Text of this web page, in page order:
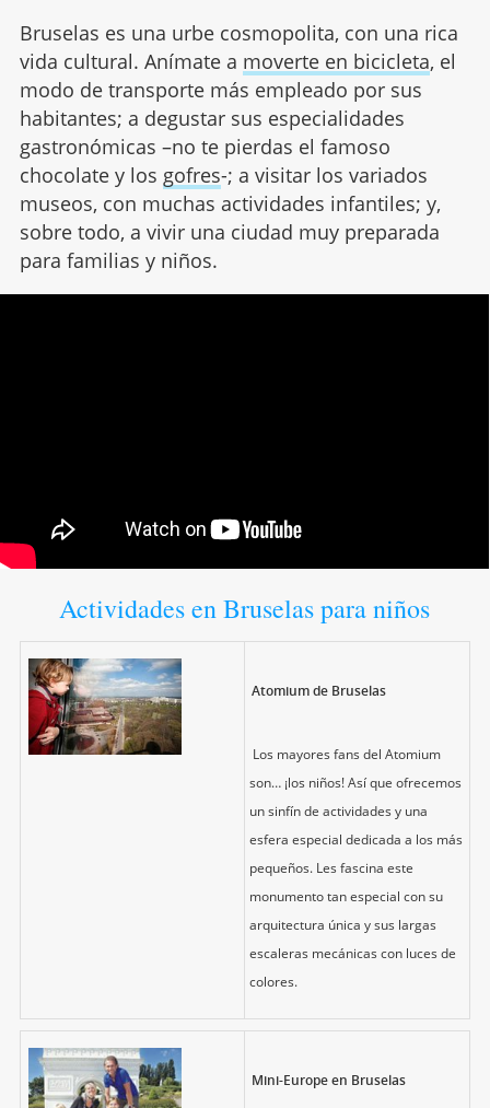
Bruselas es una urbe cosmopolita, con una rica
vida cultural. Anímate a moverte en bicicleta, el
modo de transporte más empleado por sus
habitantes; a degustar sus especialidades
gastronómicas –no te pierdas el famoso
chocolate y los gofres-; a visitar los variados
museos, con muchas actividades infantiles; y,
sobre todo, a vivir una ciudad muy preparada
para familias y niños.
Actividades en Bruselas para niños
Atomium de Bruselas
Los mayores fans del Atomium
son… ¡los niños! Así que ofrecemos
un sinfín de actividades y una
esfera especial dedicada a los más
pequeños. Les fascina este
monumento tan especial con su
arquitectura única y sus largas
escaleras mecánicas con luces de
colores.
Mini-Europe en Bruselas